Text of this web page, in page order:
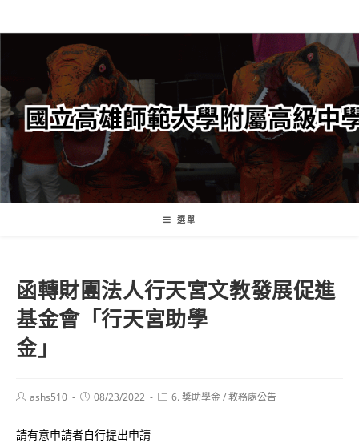
轉
要
內
容
選單
函轉財團法人行天宮文教發展促進
基金會「行天宮助學
金」
Postashs510
Post08/23/2022
Post6. 獎助學金/教務處公告
請有意申請者自行提出申請